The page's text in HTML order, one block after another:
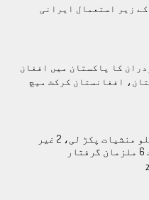
زیر استعمال ایرانی
کا پاکستان میں افغان
افغانستان کرکٹ میچ
اے این ایف نے 248 کلو منشیات پکڑ لی، 2 غیر